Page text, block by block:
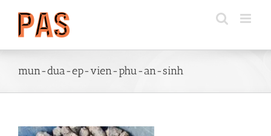
content
mun-dua-ep-vien-phu-an-sinh